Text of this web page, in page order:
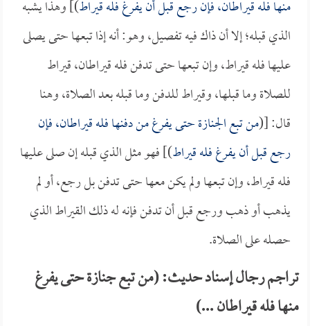
منها فله قيراطان، فإن رجع قبل أن يفرغ فله قيراط)] وهذا يشبه
الذي قبله؛ إلا أن ذاك فيه تفصيل، وهو: أنه إذا تبعها حتى يصلى
عليها فله قيراط، وإن تبعها حتى تدفن فله قيراطان، قيراط
للصلاة وما قبلها، وقيراط للدفن وما قبله بعد الصلاة، وهنا
قال: [(من تبع الجنازة حتى يفرغ من دفنها فله قيراطان، فإن
رجع قبل أن يفرغ فله قيراط)] فهو مثل الذي قبله إن صلى عليها
فله قيراط، وإن تبعها ولم يكن معها حتى تدفن بل رجع، أو لم
يذهب أو ذهب ورجع قبل أن تدفن فإنه له ذلك القيراط الذي
حصله على الصلاة.
تراجم رجال إسناد حديث: (من تبع جنازة حتى يفرغ
منها فله قيراطان ...)